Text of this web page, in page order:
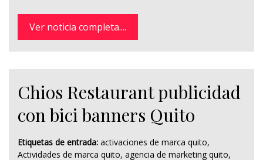
Ver noticia completa....
Chios Restaurant publicidad
con bici banners Quito
Etiquetas de entrada: activaciones de marca quito,
Actividades de marca quito, agencia de marketing quito,